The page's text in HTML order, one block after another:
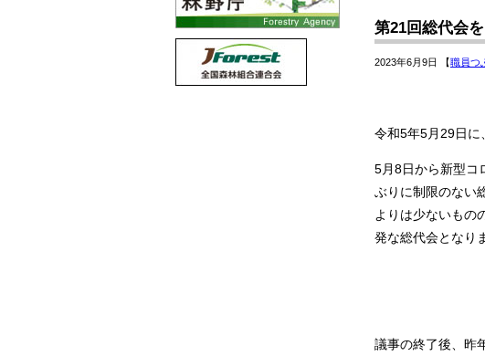
第21回総代会
2023年6月9日 【職員つ
令和5年5月29日に
5月8日から新型コ
ぶりに制限のない
よりは少ないもの
発な総代会となり
議事の終了後、昨